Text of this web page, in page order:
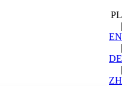
PL
|
EN
|
DE
|
ZH